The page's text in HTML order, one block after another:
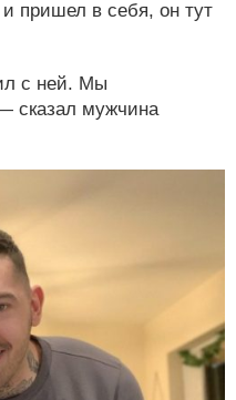
пришел в себя, он тут
с ней. Мы
сказал мужчина